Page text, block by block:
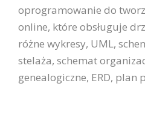
oprogramowanie do
online, które obsługuje
różne wykresy, UML,
stelaża, schemat
genealogiczne, ERD, plan